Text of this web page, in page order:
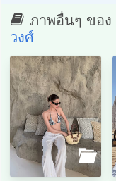
ภาพอื่นๆ ของ
วงศ์